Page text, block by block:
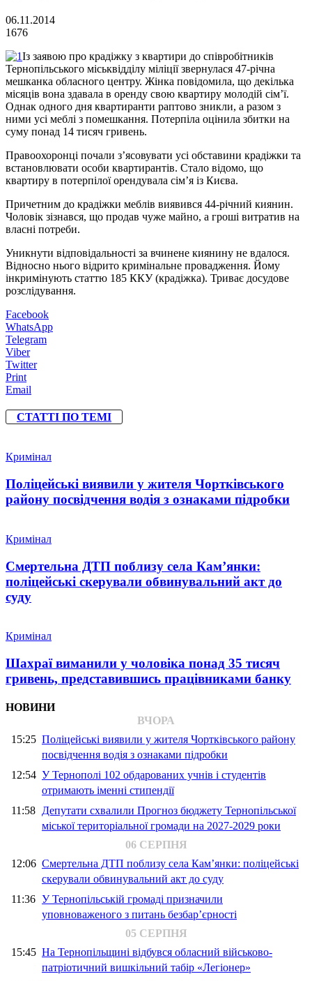
06.11.2014
1676
Із заявою про крадіжку з квартири до співробітників
Тернопільського міськвідділу міліції звернулася 47-річна
мешканка обласного центру. Жінка повідомила, що декілька
місяців вона здавала в оренду свою квартиру молодій сім’ї.
Однак одного дня квартиранти раптово зникли, а разом з
ними усі меблі з помешкання. Потерпіла оцінила збитки на
суму понад 14 тисяч гривень.
Правоохоронці почали з’ясовувати усі обставини крадіжки та
встановлювати особи квартирантів. Стало відомо, що
квартиру в потерпілої орендувала сім’я із Києва.
Причетним до крадіжки меблів виявився 44-річний киянин.
Чоловік зізнався, що продав чуже майно, а гроші витратив на
власні потреби.
Уникнути відповідальності за вчинене киянину не вдалося.
Відносно нього відрито кримінальне провадження. Йому
інкримінують статтю 185 ККУ (крадіжка). Триває досудове
розслідування.
Facebook
WhatsApp
Telegram
Viber
Twitter
Print
Email
СТАТТІ ПО ТЕМІ
Кримінал
Поліцейські виявили у жителя Чортківського
району посвідчення водія з ознаками підробки
Кримінал
Смертельна ДТП поблизу села Кам’янки:
поліцейські скерували обвинувальний акт до
суду
Кримінал
Шахраї виманили у чоловіка понад 35 тисяч
гривень, представившись працівниками банку
НОВИНИ
ВЧОРА
15:25 Поліцейські виявили у жителя Чортківського району
посвідчення водія з ознаками підробки
12:54 У Тернополі 102 обдарованих учнів і студентів
отримають іменні стипендії
11:58 Депутати схвалили Прогноз бюджету Тернопільської
міської територіальної громади на 2027-2029 роки
06 СЕРПНЯ
12:06 Смертельна ДТП поблизу села Кам’янки: поліцейські
скерували обвинувальний акт до суду
11:36 У Тернопільській громаді призначили
уповноваженого з питань безбар’єрності
05 СЕРПНЯ
15:45 На Тернопільщині відбувся обласний військово-
патріотичний вишкільний табір «Легіонер»